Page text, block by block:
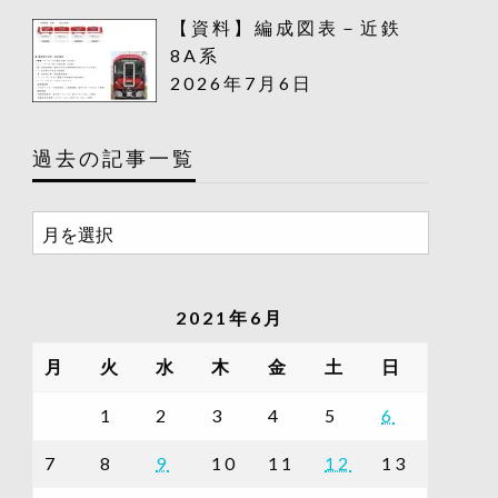
【資料】編成図表－近鉄
8A系
2026年7月6日
過去の記事一覧
過
去
一
2021年6月
月 火 水 木 金 土 日
1 2 3 4 5 6
7 8 9 10 11 12 13